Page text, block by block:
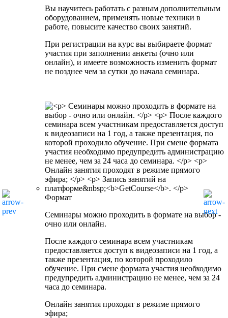
Вы научитесь работать с разным дополнительным
оборудованием, применять новые техники в
работе, повысите качество своих занятий.
При регистрации на курс вы выбираете формат
участия при заполнении анкеты (очно или
онлайн), и имеете возможность изменить формат
не позднее чем за сутки до начала семинара.
Формат
Семинары можно проходить в формате на выбор -
очно или онлайн.
После каждого семинара всем участникам
предоставляется доступ к видеозаписи на 1 год, а
также презентация, по которой проходило
обучение. При смене формата участия необходимо
предупредить администрацию не менее, чем за 24
часа до семинара.
Онлайн занятия проходят в режиме прямого
эфира;